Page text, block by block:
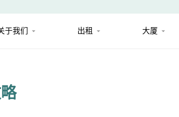
于我们 出租 大厦